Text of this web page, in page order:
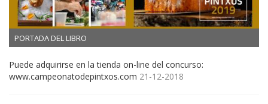
PORTADA DEL LIBRO
Puede adquirirse en la tienda on-line del concurso:
www.campeonatodepintxos.com 21-12-2018